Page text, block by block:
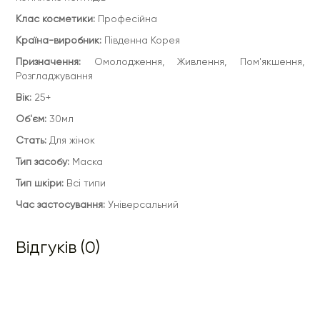
Клас косметики: Професійна
Країна-виробник: Південна Корея
Призначення: Омолодження, Живлення, Пом'якшення,
Розгладжування
Вік: 25+
Об'єм: 30мл
Стать: Для жінок
Тип засобу: Маска
Тип шкіри: Всі типи
Час застосування: Універсальний
Відгуків (0)